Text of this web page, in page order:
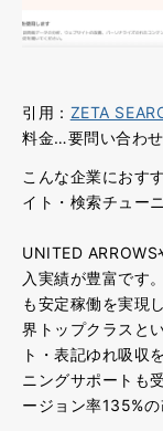
引用： ZETA
料金…要問い合わせ
こんな企業におす
イト・検索チュー
UNITED
入実績が豊富です
も安定稼働を実現
界トップクラス と
ト・表記ゆれ吸収
ニングサポートも
ージョン率135%の